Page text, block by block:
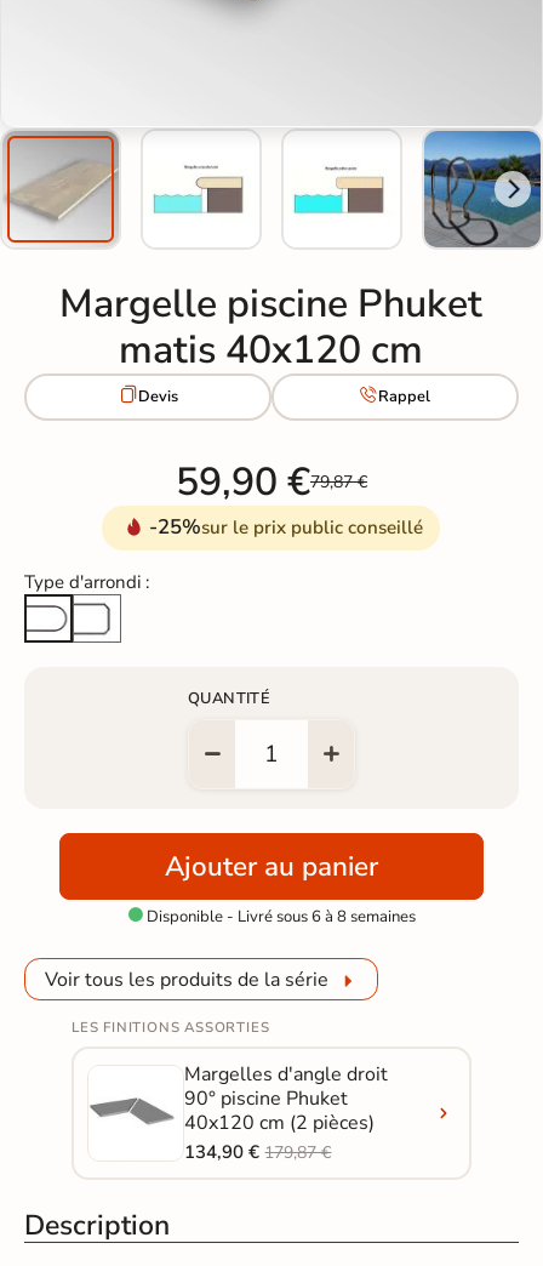
Margelle piscine Phuket
matis 40x120 cm
Devis Rappel
59,90 €79,87 €
-25%sur le prix public conseillé
Type d'arrondi :
Arrondi totalArête cassée
QUANTITÉ
Ajouter au panier
Disponible - Livré sous 6 à 8 semaines
Voir tous les produits de la série
LES FINITIONS ASSORTIES
Margelles d'angle droit
90° piscine Phuket
40x120 cm (2 pièces)
134,90 €179,87 €
Description